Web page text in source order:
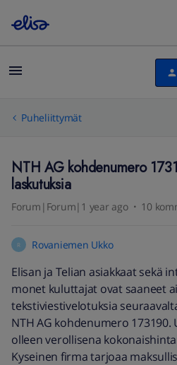
Puheliittymät
NTH AG kohdenumero
laskutuksia
Forum|Forum|1 year ago 10
R Rovaniemen Ukko
Elisan ja Telian asiakkaat sekä
monet kuluttajat ovat saaneet
tekstiviestivelotuksia
NTH AG kohdenumero
olleen verollisena
Kyseinen firma tarjoaa